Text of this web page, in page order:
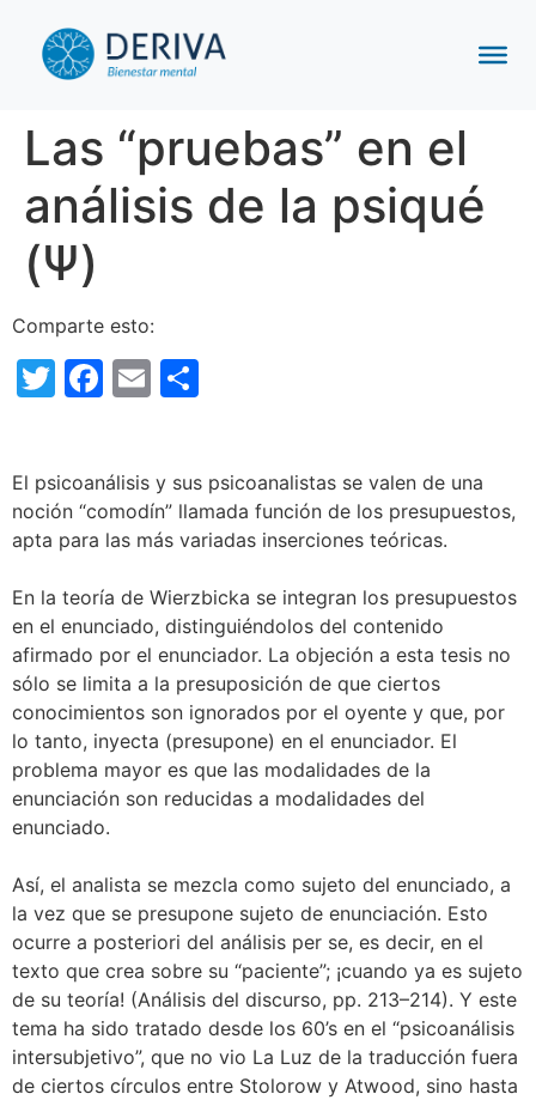
Las “pruebas” en el
análisis de la psiqué
(Ψ)
Comparte esto:
Twitter
Facebook
Email
El psicoanálisis y sus psicoanalistas se valen de una
noción “comodín” llamada función de los presupuestos,
apta para las más variadas inserciones teóricas.
En la teoría de Wierzbicka se integran los presupuestos
en el enunciado, distinguiéndolos del contenido
afirmado por el enunciador. La objeción a esta tesis no
sólo se limita a la presuposición de que ciertos
conocimientos son ignorados por el oyente y que, por
lo tanto, inyecta (presupone) en el enunciador. El
problema mayor es que las modalidades de la
enunciación son reducidas a modalidades del
enunciado.
Así, el analista se mezcla como sujeto del enunciado, a
la vez que se presupone sujeto de enunciación. Esto
ocurre a posteriori del análisis per se, es decir, en el
texto que crea sobre su “paciente”; ¡cuando ya es sujeto
de su teoría! (Análisis del discurso, pp. 213–214). Y este
tema ha sido tratado desde los 60’s en el “psicoanálisis
intersubjetivo”, que no vio La Luz de la traducción fuera
de ciertos círculos entre Stolorow y Atwood, sino hasta